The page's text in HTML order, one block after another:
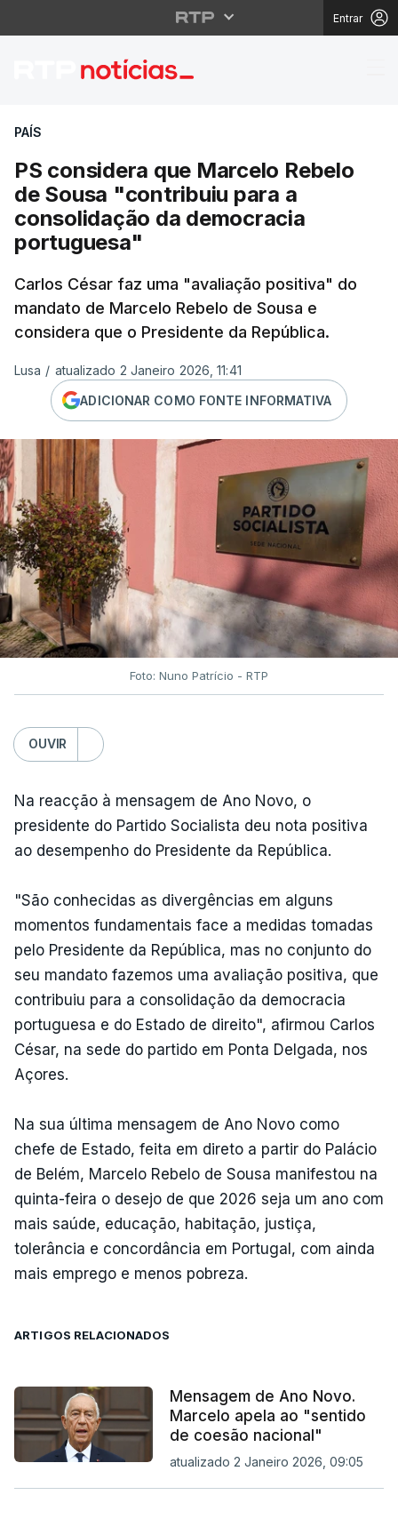
Entrar
PS considera que
PAÍS
PS considera que Marcelo Rebelo
de Sousa "contribuiu para a
consolidação da democracia
portuguesa"
Carlos César faz uma "avaliação positiva" do
mandato de Marcelo Rebelo de Sousa e
considera que o Presidente da República.
Lusa / atualizado 2 Janeiro 2026, 11:41
ADICIONAR COMO FONTE INFORMATIVA
Foto: Nuno Patrício - RTP
OUVIR
Na reacção à mensagem de Ano Novo, o
presidente do Partido Socialista deu nota positiva
ao desempenho do Presidente da República.
"São conhecidas as divergências em alguns
momentos fundamentais face a medidas tomadas
pelo Presidente da República, mas no conjunto do
seu mandato fazemos uma avaliação positiva, que
contribuiu para a consolidação da democracia
portuguesa e do Estado de direito", afirmou Carlos
César, na sede do partido em Ponta Delgada, nos
Açores.
Na sua última mensagem de Ano Novo como
chefe de Estado, feita em direto a partir do Palácio
de Belém, Marcelo Rebelo de Sousa manifestou na
quinta-feira o desejo de que 2026 seja um ano com
mais saúde, educação, habitação, justiça,
tolerância e concordância em Portugal, com ainda
mais emprego e menos pobreza.
ARTIGOS RELACIONADOS
Mensagem de Ano Novo.
Marcelo apela ao "sentido
de coesão nacional"
atualizado 2 Janeiro 2026, 09:05